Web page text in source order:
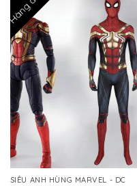
SIÊU ANH HÙNG MARVEL - DC